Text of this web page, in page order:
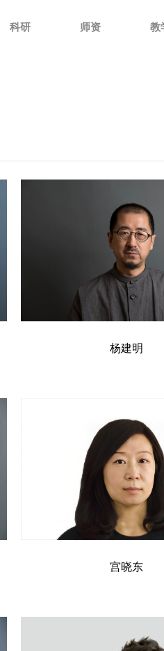
科研 师资 教
杨建明
宫晓东